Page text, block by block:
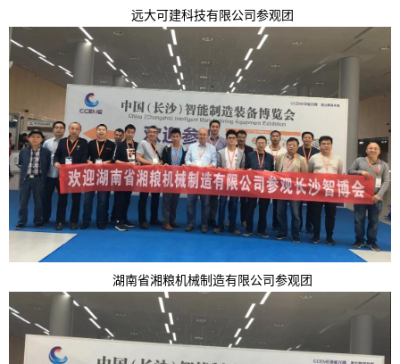
远大可建科技有限公司参观团
湖南省湘粮机械制造有限公司参观团